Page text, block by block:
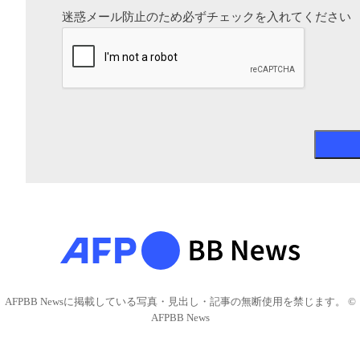
迷惑メール防止のため必ずチェックを入れてください
AFPBB Newsに掲載している写真・見出し・記事の無断使用を禁じます。 ©
AFPBB News